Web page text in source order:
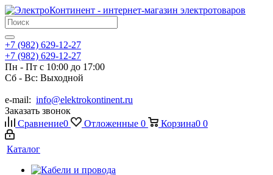
+7 (982) 629-12-27
+7 (982) 629-12-27
Пн - Пт с 10:00 до 17:00
Сб - Вс: Выходной
e-mail: info@elektrokontinent.ru
Заказать звонок
Сравнение0 Отложенные 0 Корзина0 0
Каталог